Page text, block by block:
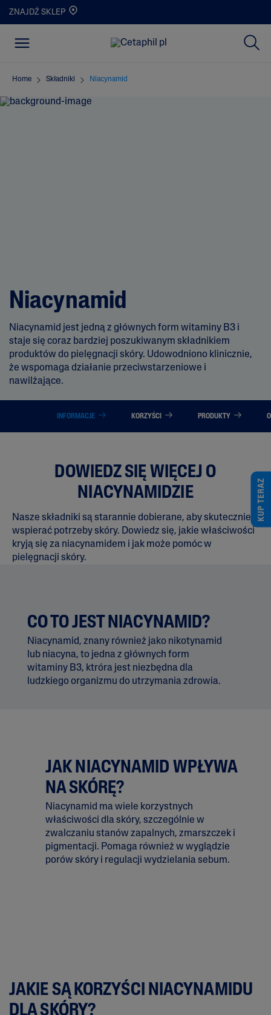
ZNAJDŹ SKLEP
Home Składniki Niacynamid
Niacynamid
Niacynamid jest jedną z głównych form witaminy B3 i
staje się coraz bardziej poszukiwanym składnikiem
produktów do pielęgnacji skóry. Udowodniono klinicznie,
że wspomaga działanie przeciwstarzeniowe i
nawilżające.
INFORMACJE KORZYŚCI PRODUKTY
DOWIEDZ SIĘ WIĘCEJ O
NIACYNAMIDZIE
Nasze składniki są starannie dobierane, aby skutecznie
wspierać potrzeby skóry. Dowiedz się, jakie właściwości
kryją się za niacynamidem i jak może pomóc w
pielęgnacji skóry.
CO TO JEST NIACYNAMID?
Niacynamid, znany również jako nikotynamid
lub niacyna, to jedna z głównych form
witaminy B3, ktróra jest niezbędna dla
ludzkiego organizmu do utrzymania zdrowia.
JAK NIACYNAMID WPŁYWA
NA SKÓRĘ?
Niacynamid ma wiele korzystnych
właściwości dla skóry, szczególnie w
zwalczaniu stanów zapalnych, zmarszczek i
pigmentacji. Pomaga również w wyglądzie
porów skóry i regulacji wydzielania sebum.
JAKIE SĄ KORZYŚCI NIACYNAMIDU
DLA SKÓRY?
KUP TERAZ